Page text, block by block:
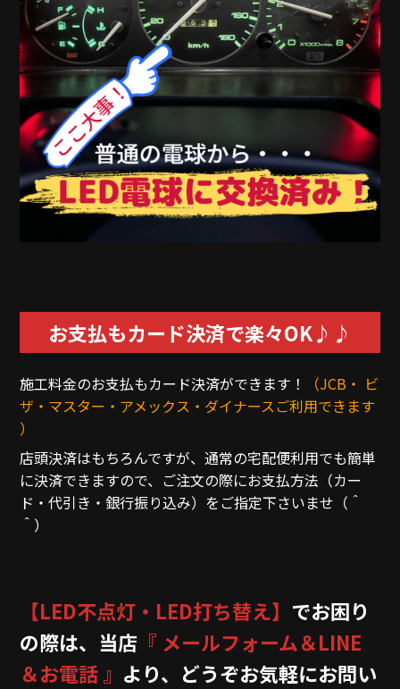
お支払もカード決済で楽々OK♪♪
施工料金のお支払もカード決済ができます！
（JCB・ ビ
ザ・マスター・アメックス・ダイナースご利用できます
）
店頭決済はもちろんですが、通常の宅配便利用でも簡単
に決済できますので、ご注文の際にお支払方法（カー
ド・代引き・銀行振り込み）をご指定下さいませ（＾
＾）
【LED不点灯・LED打ち替え】 でお困り
の際は、当店 『 メールフォーム＆LINE
＆お電話 』 より、どうぞお気軽にお問い